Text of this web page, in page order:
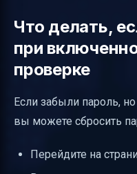
Что делать,
при
проверке
Если забыли пароль,
вы можете сбросить
Перейдите на